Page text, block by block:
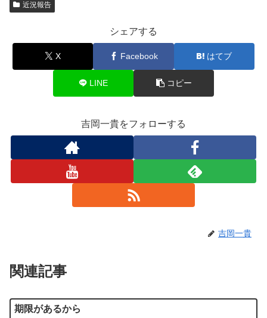
近況報告
シェアする
X Facebook はてブ
LINE コピー
吉岡一貴をフォローする
吉岡一貴
関連記事
期限があるから